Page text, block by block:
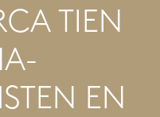
TIEN
EN